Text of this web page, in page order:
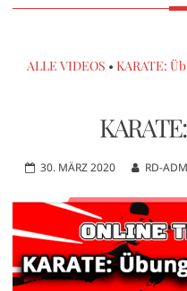
ALLE VIDEOS • KARATE:
30. MÄRZ 2020 RD-